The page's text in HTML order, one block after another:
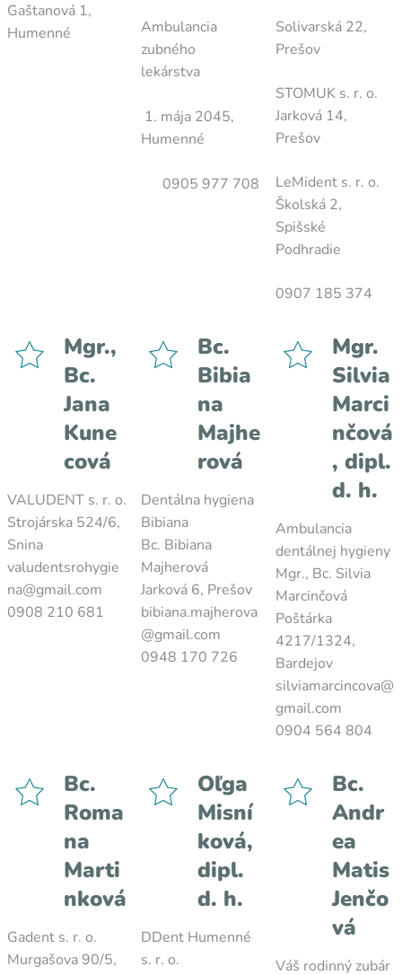
Gaštanová 1,
Humenné
Ambulancia
zubného
lekárstva
1. mája 2045,
Humenné
0905 977 708
Solivarská 22,
Prešov
STOMUK s. r. o.
Jarková 14,
Prešov
LeMident s. r. o.
Školská 2,
Spišské
Podhradie
0907 185 374
Mgr.,
Bc.
Jana
Kune
cová
VALUDENT s. r. o.
Strojárska 524/6,
Snina
valudentsrohygie
na@gmail.com
0908 210 681
Bc.
Bibia
na
Majhe
rová
Dentálna hygiena
Bibiana
Bc. Bibiana
Majherová
Jarková 6, Prešov
bibiana.majherova
@gmail.com
0948 170 726
Mgr.
Silvia
Marci
nčová
, dipl.
d. h.
Ambulancia
dentálnej hygieny
Mgr., Bc. Silvia
Marcinčová
Poštárka
4217/1324,
Bardejov
silviamarcincova@
gmail.com
0904 564 804
Bc.
Roma
na
Marti
nková
Gadent s. r. o.
Murgašova 90/5,
Oľga
Misní
ková,
dipl.
d. h.
DDent Humenné
s. r. o.
Bc.
Andr
ea
Matis
Jenčo
vá
Váš rodinný zubár